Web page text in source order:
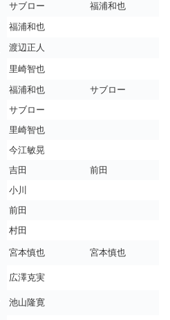
サブロー
福浦和也
福浦和也
渡辺正人
里崎智也
福浦和也
サブロー
サブロー
里崎智也
今江敏晃
吉田
前田
小川
前田
村田
宮本慎也 宮本慎也
広澤克実
池山隆寛